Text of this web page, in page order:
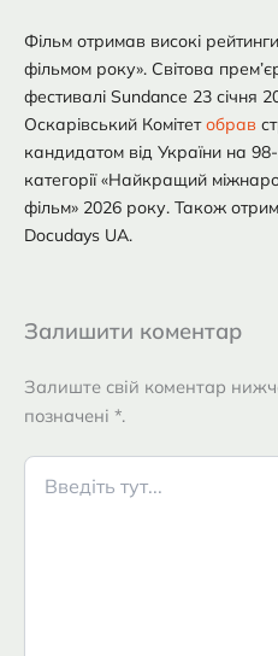
Фільм отримав високі
фільмом року». Світова
фестивалі Sundance 23 січня
Оскарівський Комітетобрав
кандидатом від України на
категорії «Найкращий
фільм» 2026 року. Також
Docudays UA.
Залишити коментар
Залиште свій коментар
позначені *.
Введіть
тут...